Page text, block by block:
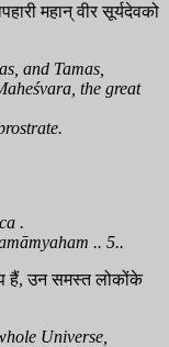
महान् वीर सूर्यदेवको
and Tamas,
the great
.
.. 5..
हैं, उन समस्त लोकोंके
Universe,